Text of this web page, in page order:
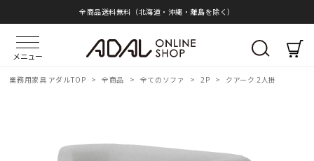
全商品送料無料（北海道・沖縄・離島を除く）
メニュー
業務用家具 アダルTOP > 全商品 > 全てのソファ > 2P > クアーク 2人掛